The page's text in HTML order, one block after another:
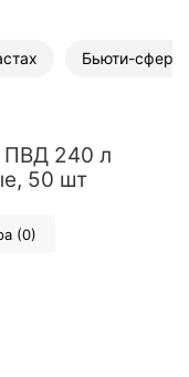
Бьюти-сфера
240 л
50 шт
(0)